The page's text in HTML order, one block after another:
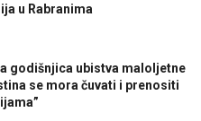
u Rabranima
godišnjica ubistva maloljetne
se mora čuvati i prenositi